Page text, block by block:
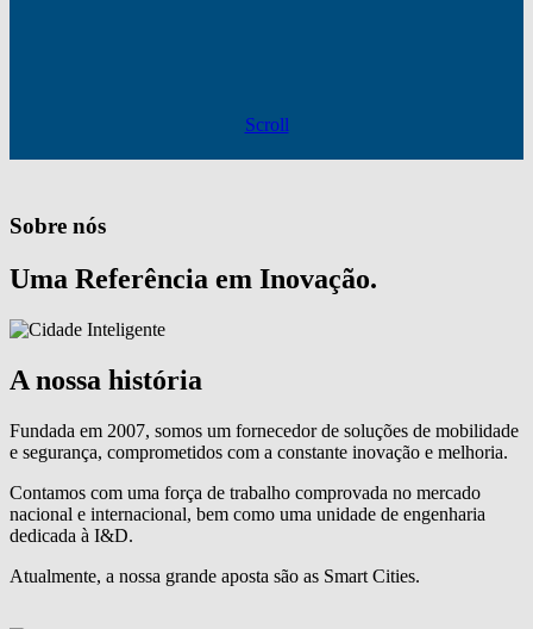
Scroll
Sobre nós
Uma Referência em Inovação.
A nossa história
Fundada em 2007, somos um fornecedor de soluções de mobilidade
e segurança, comprometidos com a constante inovação e melhoria.
Contamos com uma força de trabalho comprovada no mercado
nacional e internacional, bem como uma unidade de engenharia
dedicada à I&D.
Atualmente, a nossa grande aposta são as Smart Cities.